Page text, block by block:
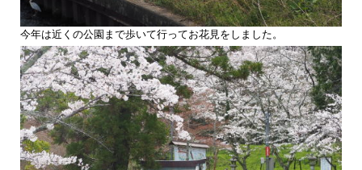
今年は近くの公園まで歩いて行ってお花見をしました。